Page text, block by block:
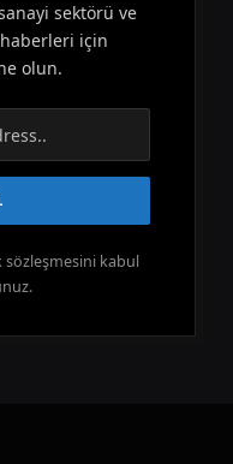
sektörü ve
için
olun.
sözleşmesini kabul